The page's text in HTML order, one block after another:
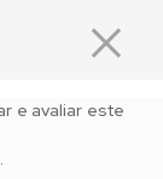
×
e avaliar este